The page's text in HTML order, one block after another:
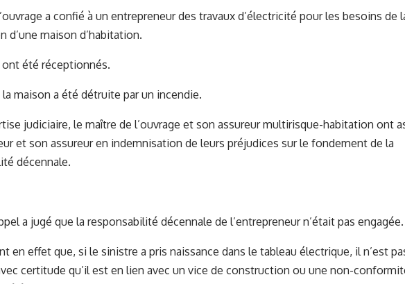
a confié à un entrepreneur des travaux d’électricité pour les besoins de
d’une maison d’habitation.
ont été réceptionnés.
la maison a été détruite par un incendie.
judiciaire, le maître de l’ouvrage et son assureur multirisque-habitation ont
et son assureur en indemnisation de leurs préjudices sur le fondement de la
décennale.
a jugé que la responsabilité décennale de l’entrepreneur n’était pas engagée.
en effet que, si le sinistre a pris naissance dans le tableau électrique, il n’est
certitude qu’il est en lien avec un vice de construction ou une non-